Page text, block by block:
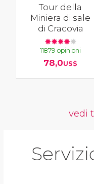
Tour della
Miniera di sale
di Cracovia
11879 opinioni
78,0US$
vedi